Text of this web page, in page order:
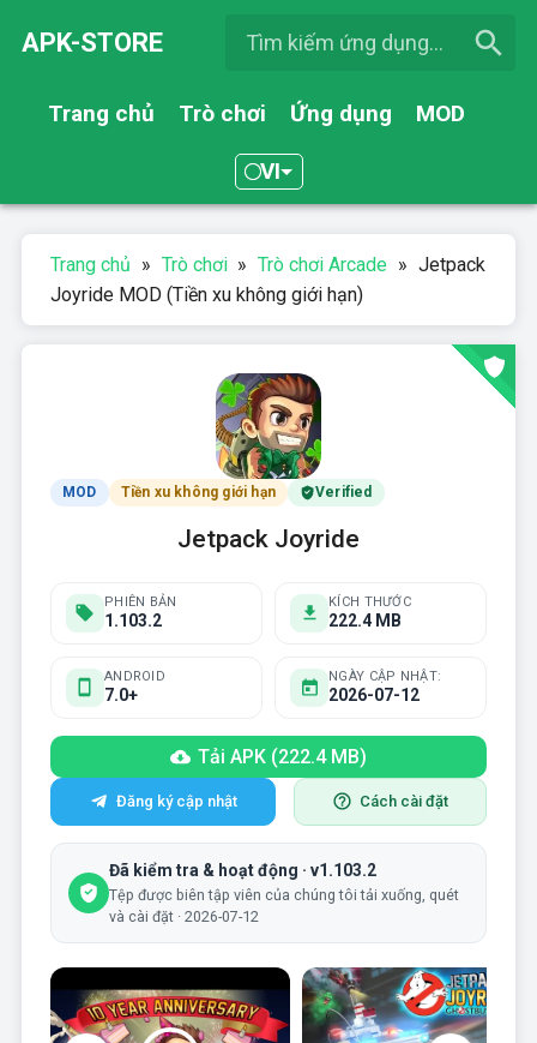
APK-STORE
Trang chủ Trò chơi Ứng dụng MOD
VI
Trang chủ » Trò chơi » Trò chơi Arcade » Jetpack
Joyride MOD (Tiền xu không giới hạn)
MOD Tiền xu không giới hạn Verified
Jetpack Joyride
PHIÊN BẢN
1.103.2
KÍCH THƯỚC
222.4 MB
ANDROID
7.0+
NGÀY CẬP NHẬT:
2026-07-12
Tải APK (222.4 MB)
Đăng ký cập nhật Cách cài đặt
Đã kiểm tra & hoạt động · v1.103.2
Tệp được biên tập viên của chúng tôi tải xuống, quét
và cài đặt · 2026-07-12